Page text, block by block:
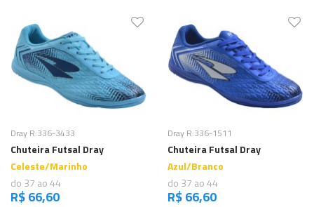
Comprar
Dray R.336-3433
Chuteira Futsal Dray
Celeste/Marinho
do 37 ao 44
R$ 66,60
Comprar
Dray R.336-1511
Chuteira Futsal Dray
Azul/Branco
do 37 ao 44
R$ 66,60